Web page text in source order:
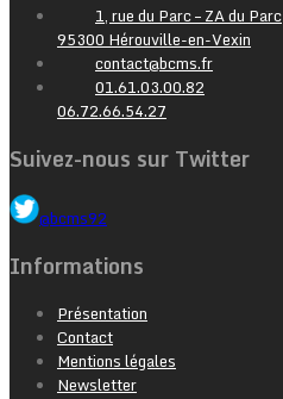
1, rue du Parc – ZA du Parc
95300 Hérouville-en-Vexin
contact@bcms.fr
01.61.03.00.82
06.72.66.54.27
Suivez-nous sur Twitter
@bcms92
Informations
Présentation
Contact
Mentions légales
Newsletter